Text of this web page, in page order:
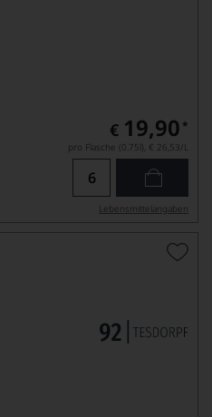
€ 19,90 *
pro Flasche (0.75l), € 26,53/L
Lebensmittel­angaben